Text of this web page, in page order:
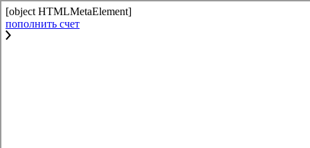
[object HTMLMetaElement]
пополнить счет